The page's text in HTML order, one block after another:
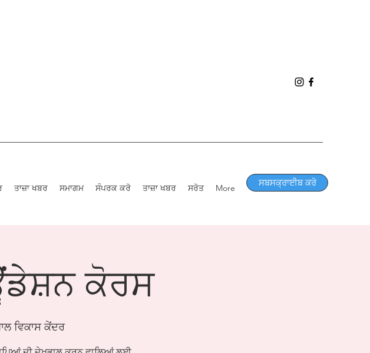
ਤਾਜ਼ਾ ਖਬਰ ਸਮਾਗਮ ਸੰਪਰਕ ਕਰੋ ਤਾਜ਼ਾ ਖਬਰ ਸਰੋਤ More ਸਬਸਕ੍ਰਾਈਬ ਕਰੋ
ਕੋਰਸ
ਵਿਕਾਸ ਕੇਂਦਰ